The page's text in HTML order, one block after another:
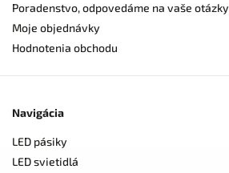
Poradenstvo, odpovedáme na vaše otázky
Moje objednávky
Hodnotenia obchodu
Navigácia
LED pásiky
LED svietidlá